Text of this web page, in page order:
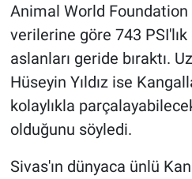
Animal World Foundation
verilerine göre 743
aslanları geride bıraktı.
Hüseyin Yıldız ise
kolaylıkla
olduğunu söyledi.
Sivas'ın dünyaca ünlü